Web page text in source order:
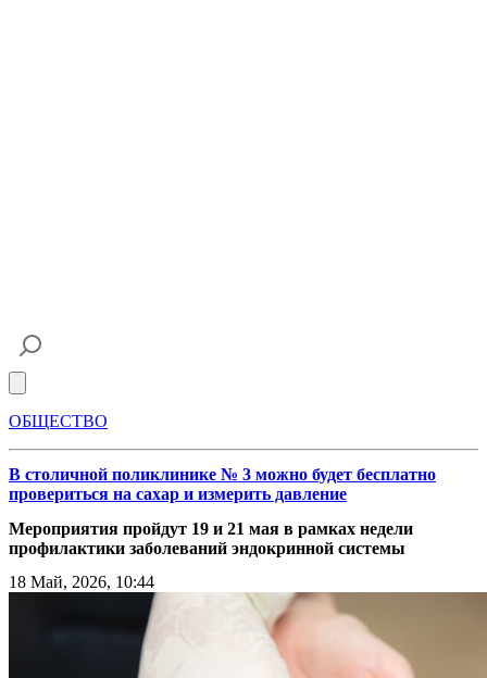
ОБЩЕСТВО
В столичной поликлинике № 3 можно будет бесплатно
провериться на сахар и измерить давление
Мероприятия пройдут 19 и 21 мая в рамках недели
профилактики заболеваний эндокринной системы
18 Май, 2026, 10:44